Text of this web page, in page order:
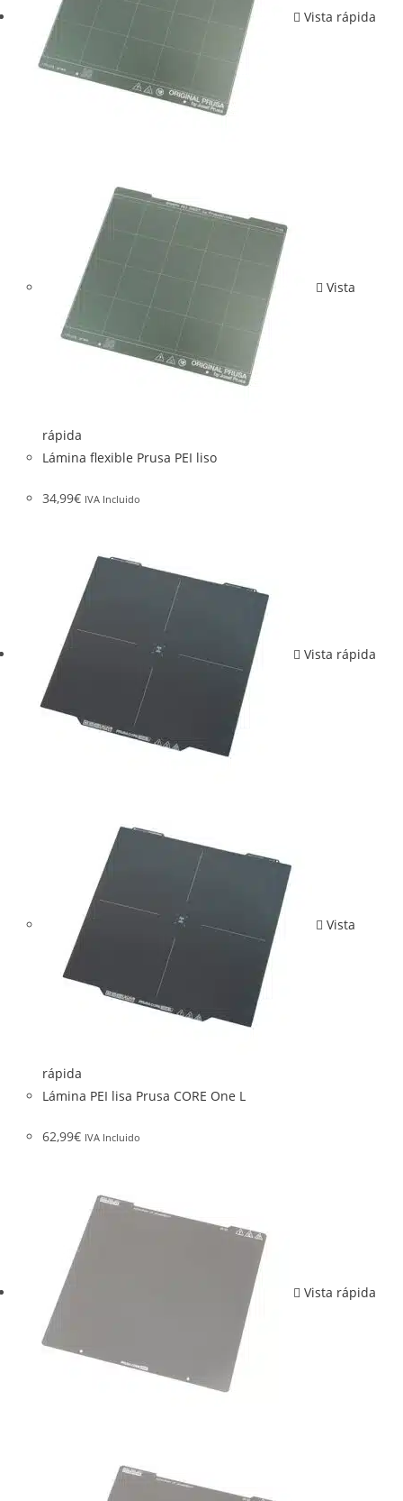
Vista rápida
Vista
rápida
Lámina flexible Prusa PEI liso
34,99€ IVA Incluido
Vista rápida
Vista
rápida
Lámina PEI lisa Prusa CORE One L
62,99€ IVA Incluido
Vista rápida